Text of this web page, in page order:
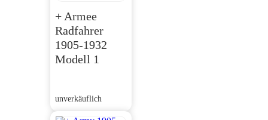
+ Armee
Radfahrer
1905-1932
Modell 1
unverkäuflich